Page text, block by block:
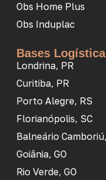
Obs Home Plus
Obs Induplac
Bases
Londrina, PR
Curitiba, PR
Porto Alegre, RS
Florianópolis, SC
Balneário
Goiânia, GO
Rio Verde, GO